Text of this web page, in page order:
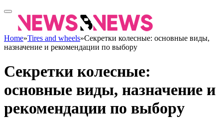
Home»Tires and wheels»Секретки колесные: основные виды,
назначение и рекомендации по выбору
Секретки колесные:
основные виды, назначение и
рекомендации по выбору